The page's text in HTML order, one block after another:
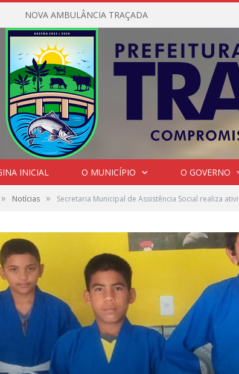
NOVA AMBULÂNCIA TRAÇADA
INICIAL O MUNICÍPIO O GOVERNO
» Notícias » Secretaria Municipal de Assistência Social realiza